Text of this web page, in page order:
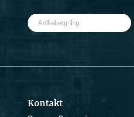
S
e
c
Kontakt